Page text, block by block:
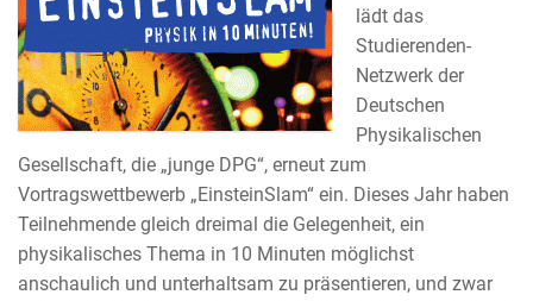
lädt das
Studierenden-
Netzwerk der
Deutschen
Physikalischen
Gesellschaft, die „junge DPG“, erneut zum
Vortragswettbewerb „EinsteinSlam“ ein. Dieses Jahr haben
Teilnehmende gleich dreimal die Gelegenheit, ein
physikalisches Thema in 10 Minuten möglichst
anschaulich und unterhaltsam zu präsentieren, und zwar